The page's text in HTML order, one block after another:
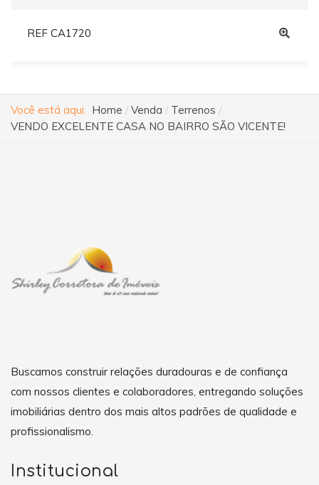
REF CA1720
Você está aqui: Home Venda
Terrenos
VENDO EXCELENTE CASA NO BAIRRO SÃO VICENTE!
Buscamos construir relações duradouras e de confiança
com nossos clientes e colaboradores, entregando soluções
imobiliárias dentro dos mais altos padrões de qualidade e
profissionalismo.
Institucional